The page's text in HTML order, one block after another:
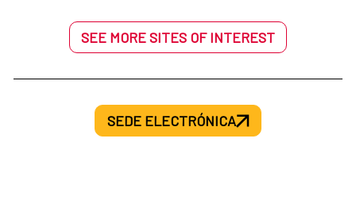
SEE MORE SITES OF INTEREST
SEDE ELECTRÓNICA